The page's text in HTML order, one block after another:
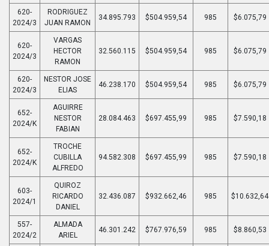
620-
2024/3
RODRIGUEZ
JUAN RAMON
34.895.793 $504.959,54 985 $6.075,79
620-
2024/3
VARGAS
HECTOR
RAMON
32.560.115 $504.959,54 985 $6.075,79
620-
2024/3
NESTOR JOSE
ELIAS
46.238.170 $504.959,54 985 $6.075,79
652-
2024/K
AGUIRRE
NESTOR
FABIAN
28.084.463 $697.455,99 985 $7.590,18
652-
2024/K
TROCHE
CUBILLA
ALFREDO
94.582.308 $697.455,99 985 $7.590,18
603-
2024/1
QUIROZ
RICARDO
DANIEL
32.436.087 $932.662,46 985 $10.632,64
557-
2024/2
ALMADA
ARIEL
46.301.242 $767.976,59 985 $8.860,53